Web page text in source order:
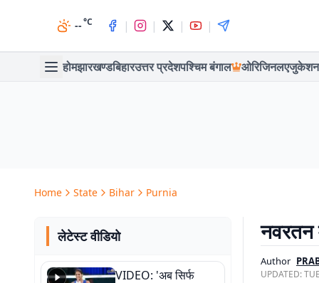
--°C | | | |
होमझारखण्डबिहारउत्तर प्रदेशपश्चिम बंगाल ओरिजिनलएजुकेशन
Home State Bihar Purnia
लेटेस्ट वीडियो
VIDEO: 'अब सिर्फ
नवरतन
Author
UPDATED: